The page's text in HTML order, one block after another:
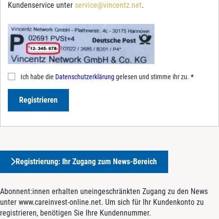
Kundenservice unter service@vincentz.net.
Ich habe die Datenschutzerklärung gelesen und stimme ihr zu. *
Registrieren
Registrierung: Ihr Zugang zum News-Bereich
Abonnent:innen erhalten uneingeschränkten Zugang zu den News
unter www.careinvest-online.net. Um sich für Ihr Kundenkonto zu
registrieren, benötigen Sie Ihre Kundennummer.